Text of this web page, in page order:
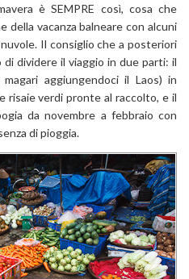
è SEMPRE così, cosa che
della vacanza balneare con alcuni
Il consiglio che a posteriori
dividere il viaggio in due parti: il
aggiungendoci il Laos) in
risaie verdi pronte al raccolto, e il
da novembre a febbraio con
di pioggia.